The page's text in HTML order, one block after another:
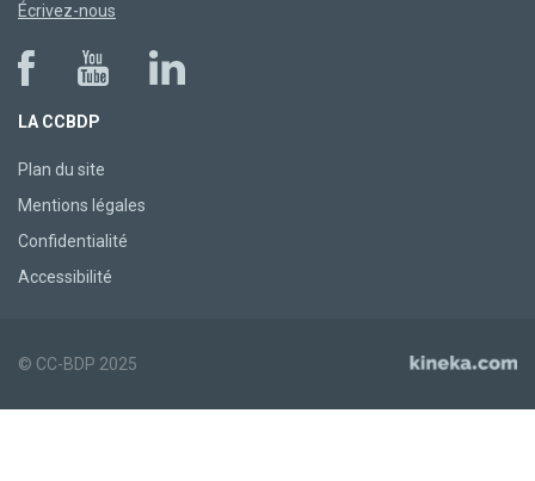
Écrivez-nous
LA CCBDP
Plan du site
Mentions légales
Confidentialité
Accessibilité
© CC-BDP 2025